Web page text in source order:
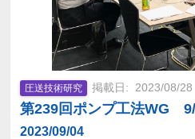
圧送技術研究 2023/08/28
2023/09/04
第239回ポンプ工法WG